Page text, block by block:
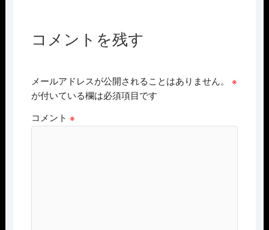
コメントを残す
メールアドレスが公開されることはありません。
※
が付いている欄は必須項目です
コメント ※